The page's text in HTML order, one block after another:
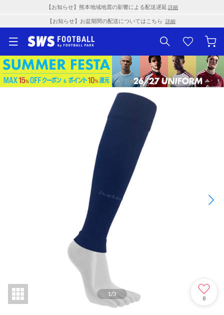
【お知らせ】熊本地域地震の影響による配送遅延 詳細
【お知らせ】お盆期間の配送についてはこちら 詳細
1/3
8